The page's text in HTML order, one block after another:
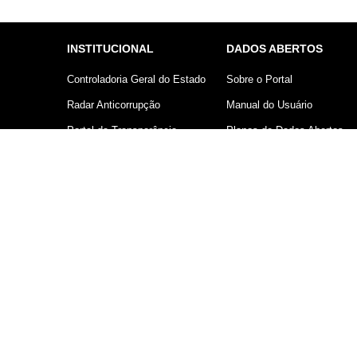
INSTITUCIONAL
Controladoria Geral do Estado
Radar Anticorrupção
Portal da Transparência
DADOS ABERTOS
Sobre o Portal
Manual do Usuário
Planos de Dados Abertos